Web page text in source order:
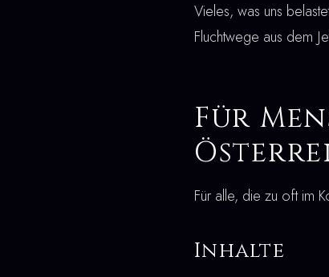
Vieles, was uns
Fluchtwege aus dem
Für
Für alle, die zu oft im
Inhalte